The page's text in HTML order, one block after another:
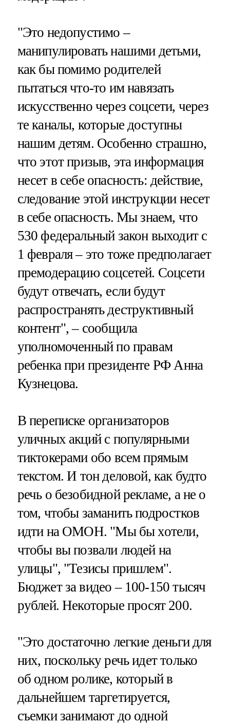
"Это недопустимо –
манипулировать нашими детьми,
как бы помимо родителей
пытаться что-то им навязать
искусственно через соцсети, через
те каналы, которые доступны
нашим детям. Особенно страшно,
что этот призыв, эта информация
несет в себе опасность: действие,
следование этой инструкции несет
в себе опасность. Мы знаем, что
530 федеральный закон выходит с
1 февраля – это тоже предполагает
премодерацию соцсетей. Соцсети
будут отвечать, если будут
распространять деструктивный
контент", – сообщила
уполномоченный по правам
ребенка при президенте РФ Анна
Кузнецова.
В переписке организаторов
уличных акций с популярными
тиктокерами обо всем прямым
текстом. И тон деловой, как будто
речь о безобидной рекламе, а не о
том, чтобы заманить подростков
идти на ОМОН. "Мы бы хотели,
чтобы вы позвали людей на
улицы", "Тезисы пришлем".
Бюджет за видео – 100-150 тысяч
рублей. Некоторые просят 200.
"Это достаточно легкие деньги для
них, поскольку речь идет только
об одном ролике, который в
дальнейшем таргетируется,
съемки занимают до одной